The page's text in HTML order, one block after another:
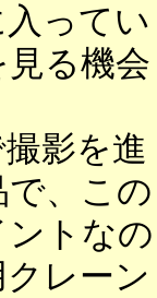
ってい
る機会
影を進
、この
トなの
レーン